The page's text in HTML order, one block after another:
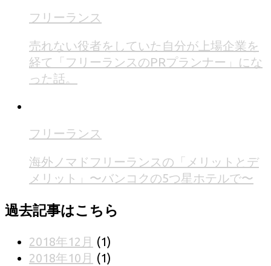
フリーランス
売れない役者をしていた自分が上場企業を
経て「フリーランスのPRプランナー」にな
った話。
フリーランス
海外ノマドフリーランスの「メリットとデ
メリット」〜バンコクの5つ星ホテルで〜
過去記事はこちら
2018年12月 (1)
2018年10月 (1)